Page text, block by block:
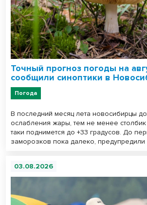
Точный прогноз погоды на
сообщили синоптики в
Погода
В последний месяц лета новосибирцы
ослабления жары, тем не менее
таки поднимется до +33 градусов. До
заморозков пока далеко, предупредили
03.08.2026